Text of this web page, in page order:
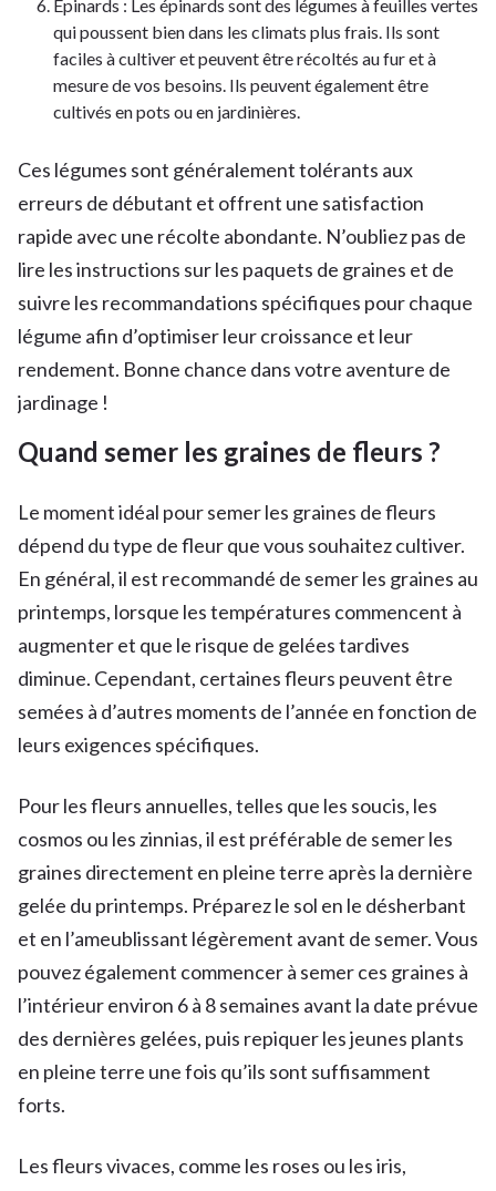
Épinards : Les épinards sont des légumes à feuilles vertes
qui poussent bien dans les climats plus frais. Ils sont
faciles à cultiver et peuvent être récoltés au fur et à
mesure de vos besoins. Ils peuvent également être
cultivés en pots ou en jardinières.
Ces légumes sont généralement tolérants aux
erreurs de débutant et offrent une satisfaction
rapide avec une récolte abondante. N’oubliez pas de
lire les instructions sur les paquets de graines et de
suivre les recommandations spécifiques pour chaque
légume afin d’optimiser leur croissance et leur
rendement. Bonne chance dans votre aventure de
jardinage !
Quand semer les graines de fleurs ?
Le moment idéal pour semer les graines de fleurs
dépend du type de fleur que vous souhaitez cultiver.
En général, il est recommandé de semer les graines au
printemps, lorsque les températures commencent à
augmenter et que le risque de gelées tardives
diminue. Cependant, certaines fleurs peuvent être
semées à d’autres moments de l’année en fonction de
leurs exigences spécifiques.
Pour les fleurs annuelles, telles que les soucis, les
cosmos ou les zinnias, il est préférable de semer les
graines directement en pleine terre après la dernière
gelée du printemps. Préparez le sol en le désherbant
et en l’ameublissant légèrement avant de semer. Vous
pouvez également commencer à semer ces graines à
l’intérieur environ 6 à 8 semaines avant la date prévue
des dernières gelées, puis repiquer les jeunes plants
en pleine terre une fois qu’ils sont suffisamment
forts.
Les fleurs vivaces, comme les roses ou les iris,